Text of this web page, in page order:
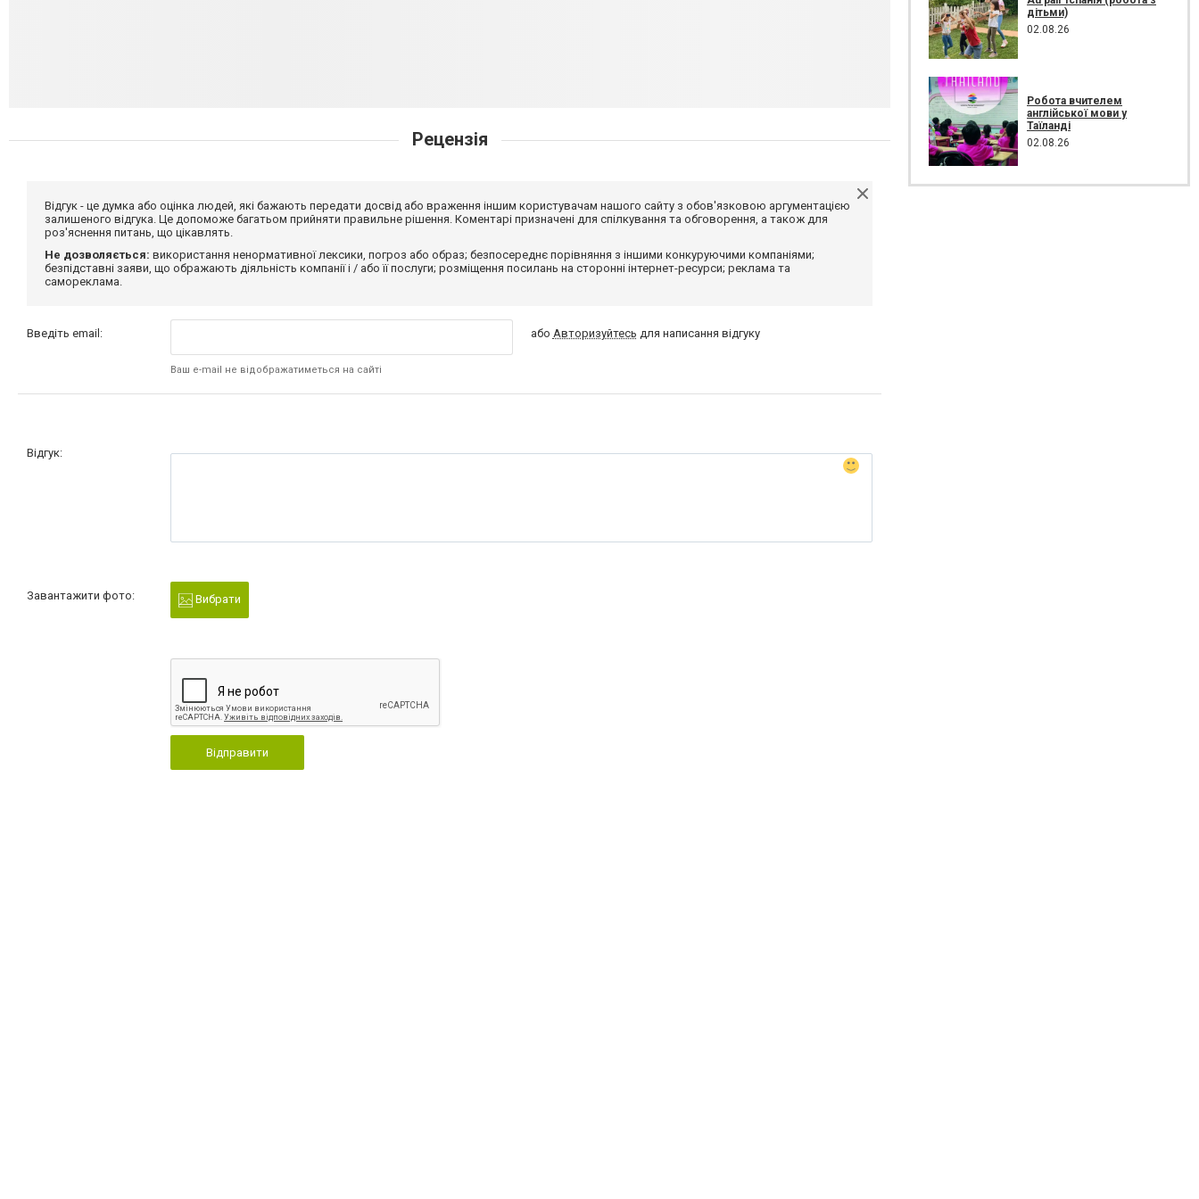
Рецензія
Відгук - це думка або оцінка людей, які бажають передати досвід або враження іншим користувачам нашого сайту з обов'язковою аргументацією
залишеного відгука. Це допоможе багатьом прийняти правильне рішення. Коментарі призначені для спілкування та обговорення, а також для
роз'яснення питань, що цікавлять.
Не дозволяється: використання ненормативної лексики, погроз або образ; безпосереднє порівняння з іншими конкуруючими компаніями;
безпідставні заяви, що ображають діяльність компанії і / або її послуги; розміщення посилань на сторонні інтернет-ресурси; реклама та
самореклама.
Введіть email:
Ваш e-mail не відображатиметься на сайті
або Авторизуйтесь для написання відгуку
Відгук:
Завантажити фото: Вибрати
Відправити
дітьми)
02.08.26
Робота вчителем
англійської мови у
Таїланді
02.08.26